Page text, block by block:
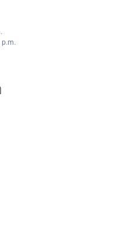
p.m.